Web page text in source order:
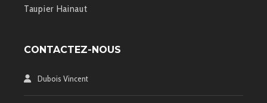
Taupier Hainaut
CONTACTEZ-NOUS
Dubois Vincent